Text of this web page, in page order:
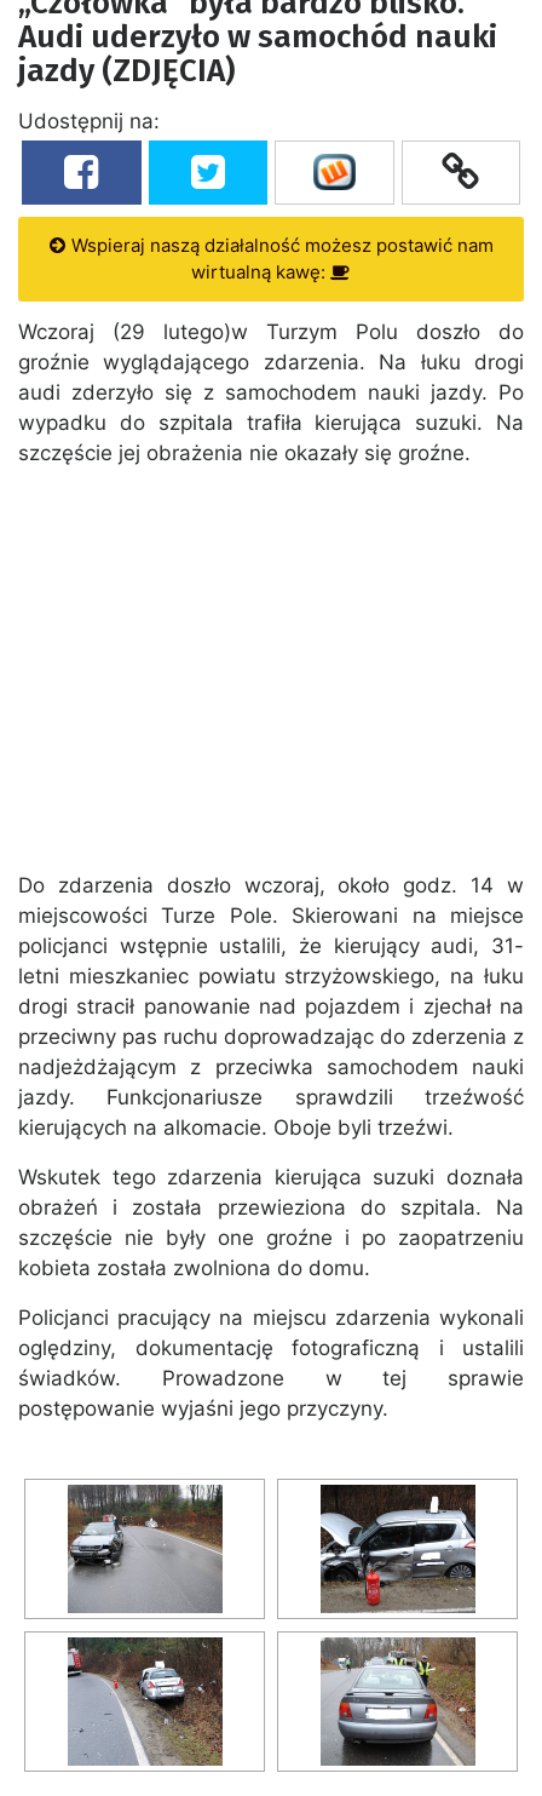
Audi uderzyło w samochód nauki
jazdy (ZDJĘCIA)
Udostępnij na:
Wspieraj naszą działalność możesz postawić nam
wirtualną kawę:
Wczoraj (29 lutego)w Turzym Polu doszło do
groźnie wyglądającego zdarzenia. Na łuku drogi
audi zderzyło się z samochodem nauki jazdy. Po
wypadku do szpitala trafiła kierująca suzuki. Na
szczęście jej obrażenia nie okazały się groźne.
Do zdarzenia doszło wczoraj, około godz. 14 w
miejscowości Turze Pole. Skierowani na miejsce
policjanci wstępnie ustalili, że kierujący audi, 31-
letni mieszkaniec powiatu strzyżowskiego, na łuku
drogi stracił panowanie nad pojazdem i zjechał na
przeciwny pas ruchu doprowadzając do zderzenia z
nadjeżdżającym z przeciwka samochodem nauki
jazdy. Funkcjonariusze sprawdzili trzeźwość
kierujących na alkomacie. Oboje byli trzeźwi.
Wskutek tego zdarzenia kierująca suzuki doznała
obrażeń i została przewieziona do szpitala. Na
szczęście nie były one groźne i po zaopatrzeniu
kobieta została zwolniona do domu.
Policjanci pracujący na miejscu zdarzenia wykonali
oględziny, dokumentację fotograficzną i ustalili
świadków. Prowadzone w tej sprawie
postępowanie wyjaśni jego przyczyny.